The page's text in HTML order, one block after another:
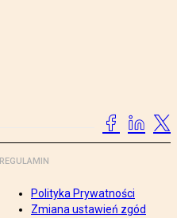
REGULAMIN
Polityka Prywatności
Zmiana ustawień zgód